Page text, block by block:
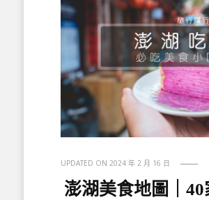
UPDATED ON2024 年 2 月 16 日
澎湖美食地圖｜